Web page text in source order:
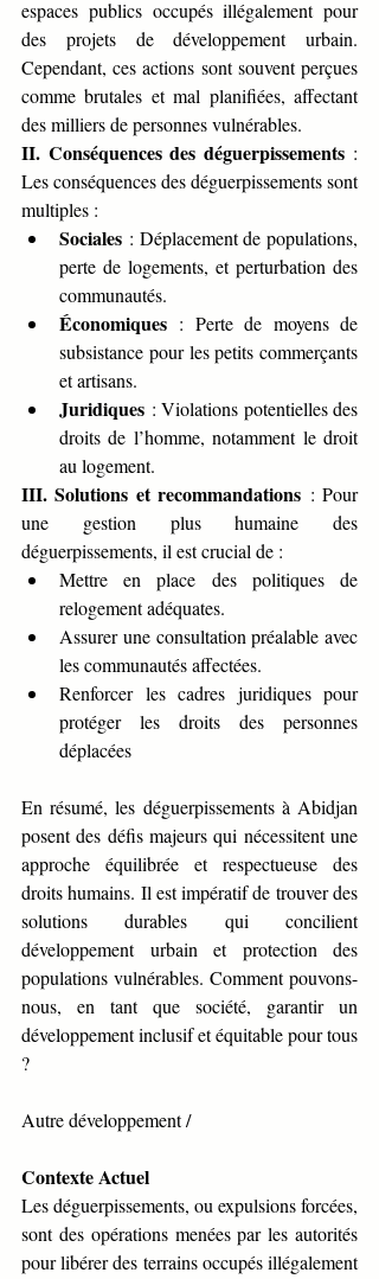
espaces publics occupés illégalement pour
des projets de développement urbain.
Cependant, ces actions sont souvent perçues
comme brutales et mal planifiées, affectant
des milliers de personnes vulnérables.
II. Conséquences des déguerpissements :
Les conséquences des déguerpissements sont
multiples :
Sociales : Déplacement de populations,
perte de logements, et perturbation des
communautés.
Économiques : Perte de moyens de
subsistance pour les petits commerçants
et artisans.
Juridiques : Violations potentielles des
droits de l’homme, notamment le droit
au logement.
III. Solutions et recommandations : Pour
une gestion plus humaine des
déguerpissements, il est crucial de :
Mettre en place des politiques de
relogement adéquates.
Assurer une consultation préalable avec
les communautés affectées.
Renforcer les cadres juridiques pour
protéger les droits des personnes
déplacées
En résumé, les déguerpissements à Abidjan
posent des défis majeurs qui nécessitent une
approche équilibrée et respectueuse des
droits humains. Il est impératif de trouver des
solutions durables qui concilient
développement urbain et protection des
populations vulnérables. Comment pouvons-
nous, en tant que société, garantir un
développement inclusif et équitable pour tous
?
Autre développement /
Contexte Actuel
Les déguerpissements, ou expulsions forcées,
sont des opérations menées par les autorités
pour libérer des terrains occupés illégalement